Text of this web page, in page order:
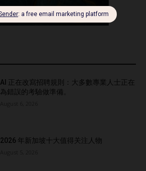
AI 正在改寫招聘規則：大多數專業人士正在
為錯誤的考驗做準備。
2026 年新加坡十大值得关注人物